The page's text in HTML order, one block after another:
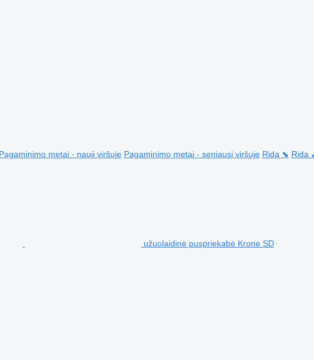
Pagaminimo metai - nauji viršuje Pagaminimo metai - seniausi viršuje Rida ⬊ Rida
užuolaidinė puspriekabė Krone SD